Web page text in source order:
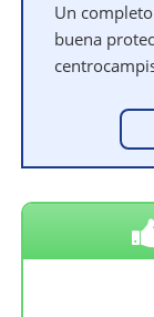
Un
buena